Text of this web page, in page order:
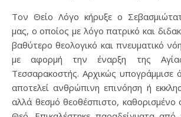
Τον Θείο Λόγο κήρυξε ο
μας, ο οποίος με λόγο πατρικό και
βαθύτερο θεολογικό και πνευματικό
με αφορμή την έναρξη της
Τεσσαρακοστής. Αρχικώς υπογράμμισε
αποτελεί ανθρώπινη επινόηση ή
αλλά θεσμό θεοθέσπιστο, καθορισμένο